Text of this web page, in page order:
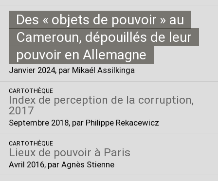
Des « objets de pouvoir » au
Cameroun, dépouillés de leur
pouvoir en Allemagne
Janvier 2024, par Mikaél Assilkinga
CARTOTHÈQUE
Index de perception de la corruption,
2017
Septembre 2018, par Philippe Rekacewicz
CARTOTHÈQUE
Lieux de pouvoir à Paris
Avril 2016, par Agnès Stienne